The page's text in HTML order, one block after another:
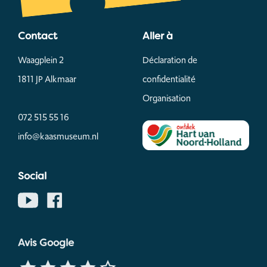
Contact
Waagplein 2
1811 JP Alkmaar
072 515 55 16
info@kaasmuseum.nl
Social
Avis Google
Aller à
Déclaration de
confidentialité
Organisation